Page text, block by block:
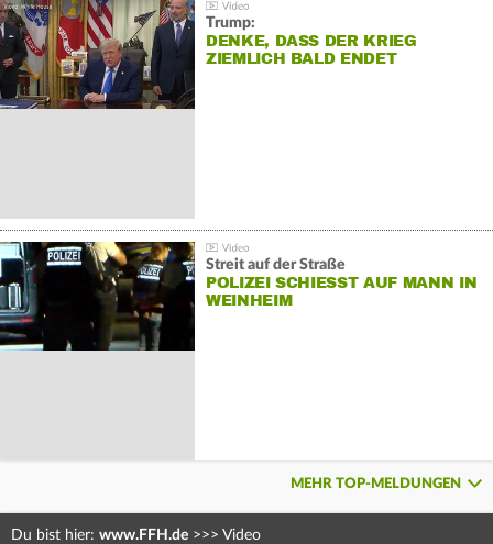
Trump:
DENKE, DASS DER KRIEG
ZIEMLICH BALD ENDET
Streit auf der Straße
POLIZEI SCHIESST AUF MANN IN W
EINHEIM
MEHR TOP-MELDUNGEN
Du bist hier: www.FFH.de >>> Video